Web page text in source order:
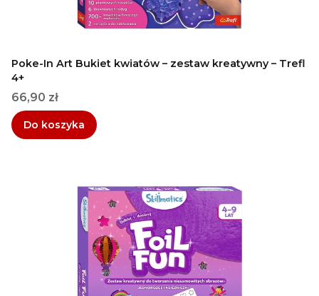
Poke-In Art Bukiet kwiatów – zestaw kreatywny – Trefl
4+
Cena
66,90 zł
Do koszyka